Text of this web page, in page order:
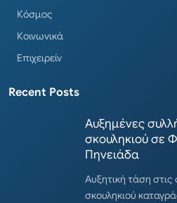
Κόσμος
Κοινωνικά
Επιχειρείν
Recent Posts
Αυξημένες
σκουληκιού σε
Πηνειάδα
Αυξητική τάση στις
σκουληκιού